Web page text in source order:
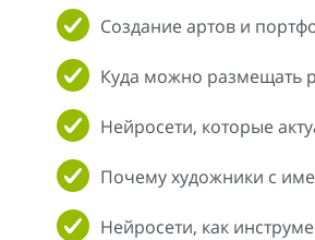
Создание артов и
Куда можно размещать
Нейросети, которые
Почему художники с
Нейросети, как